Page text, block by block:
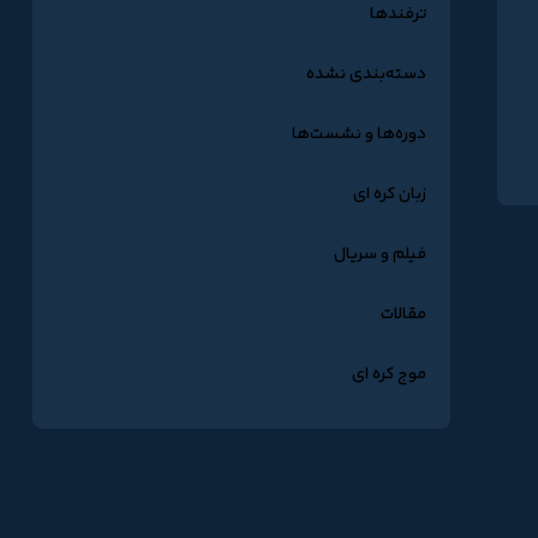
ترفندها
دسته‌بندی نشده
دوره‌ها و نشست‌ها
زبان کره ای
فیلم و سریال
مقالات
موج کره ای